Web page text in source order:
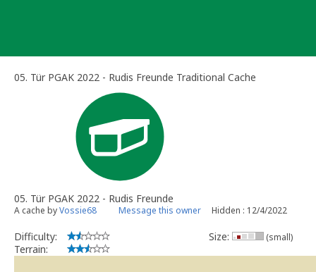
05. Tür PGAK 2022 - Rudis Freunde Traditional Cache
05. Tür PGAK 2022 - Rudis Freunde
A cache byVossie68 Message this owner Hidden : 12/4/2022
Difficulty:
Terrain:
Size: (small)